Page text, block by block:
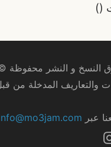
(
)
و النشر محفوظة ©
والتعاريف المدخلة من
عبر